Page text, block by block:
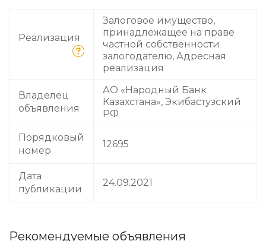
Реализация
Залоговое имущество,
принадлежащее на праве
частной собственности
залогодателю, Адресная
реализация
Владелец
объявления
АО «Народный Банк
Казахстана», Экибастузский
РФ
Порядковый
номер
12695
Дата
публикации
24.09.2021
Рекомендуемые объявления